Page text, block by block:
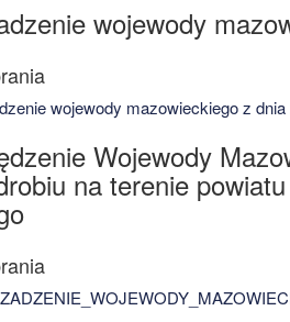
wojewody
wojewody mazowieckiego z dnia
Wojewody
na terenie